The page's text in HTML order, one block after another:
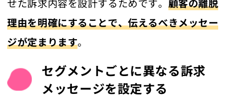
せた訴求内容を設計するためです。 顧客の離脱
理由を明確にすることで、伝えるべきメッセー
ジが定まります。
セグメントごとに異なる訴求
メッセージを設定する